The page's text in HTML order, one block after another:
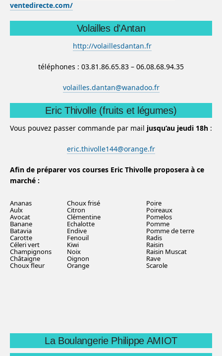
ventedirecte.com/
Volailles d’Antan
http://volaillesdantan.fr
téléphones : 03.81.86.65.83 – 06.08.68.94.35
volailles.dantan@wanadoo.fr
Eric Thivolle (fruits et légumes)
Vous pouvez passer commande par mail jusqu’au jeudi 18h :
eric.thivolle144@orange.fr
Afin de préparer vos courses Eric Thivolle proposera à ce
marché :
Ananas
Aulx
Avocat
Banane
Batavia
Carotte
Céleri vert
Champignons
Châtaigne
Choux fleur
Choux frisé
Citron
Clémentine
Echalotte
Endive
Fenouil
Kiwi
Noix
Oignon
Orange
Poire
Poireaux
Pomelos
Pomme
Pomme de terre
Radis
Raisin
Raisin Muscat
Rave
Scarole
La Boulangerie Philippe AMIOT